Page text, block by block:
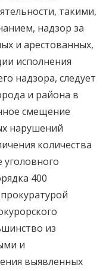
такими,
надзор за
и арестованных,
исполнения
надзора, следует
и района в
смещение
нарушений
количества
400
из
и
выявленных